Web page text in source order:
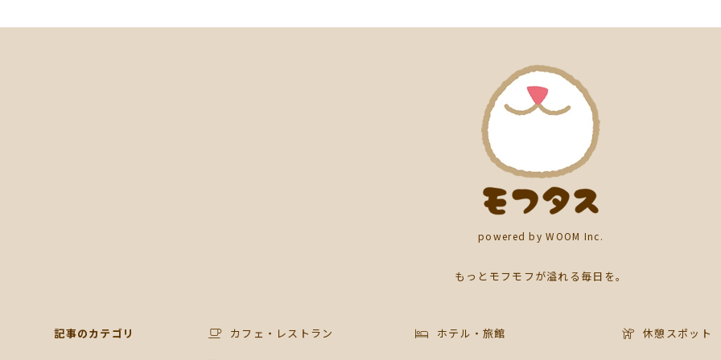
powered by WOOM Inc.
もっとモフモフが溢れる毎日を。
記事のカテゴリ カフェ・レストラン ホテル・旅館 休憩スポット